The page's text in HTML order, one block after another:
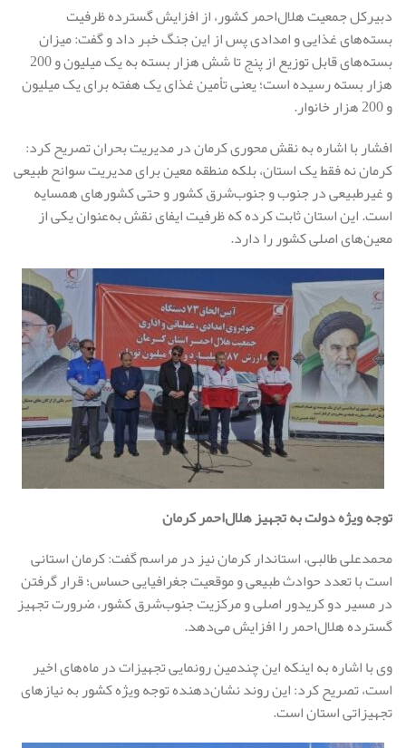
دبیرکل جمعیت هلال‌احمر کشور، از افزایش گسترده ظرفیت
بسته‌های غذایی و امدادی پس از این جنگ خبر داد و گفت: میزان
بسته‌های قابل توزیع از پنج تا شش هزار بسته به یک میلیون و 200
هزار بسته رسیده است؛ یعنی تأمین غذای یک هفته برای یک میلیون
و 200 هزار خانوار.
افشار با اشاره به نقش محوری کرمان در مدیریت بحران تصریح کرد:
کرمان نه فقط یک استان، بلکه منطقه معین برای مدیریت سوانح طبیعی
و غیرطبیعی در جنوب و جنوب‌شرق کشور و حتی کشورهای همسایه
است. این استان ثابت کرده که ظرفیت ایفای نقش به‌عنوان یکی از
معین‌های اصلی کشور را دارد.
توجه ویژه دولت به تجهیز هلال‌احمر کرمان
محمدعلی طالبی، استاندار کرمان نیز در مراسم گفت: کرمان استانی
است با تعدد حوادث طبیعی و موقعیت جغرافیایی حساس؛ قرار گرفتن
در مسیر دو کریدور اصلی و مرکزیت جنوب‌شرق کشور، ضرورت تجهیز
گسترده هلال‌احمر را افزایش می‌دهد.
وی با اشاره به اینکه این چندمین رونمایی تجهیزات در ماه‌های اخیر
است، تصریح کرد: این روند نشان‌دهنده توجه ویژه کشور به نیازهای
تجهیزاتی استان است.